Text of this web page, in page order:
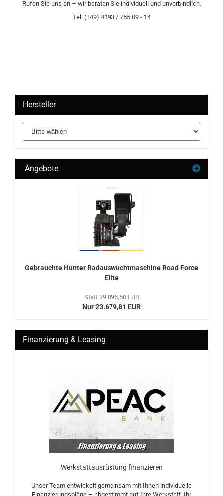
Rufen Sie uns an – wir beraten Sie individuell und unverbindlich.
Tel: (+49) 4193 / 755 09 - 14
Hersteller
Angebote
Ge­brauch­te Hun­ter Rad­aus­wucht­ma­schi­ne Road Force
Elite
Statt 29.095,50 EUR
Nur 23.679,81 EUR
Finanzierung & Leasing
Werkstattausrüstung finanzieren
Unser Team entwickelt gemeinsam mit Ihnen individuelle
Finanzierungspläne – abgestimmt auf Ihre Werkstatt, Ihr